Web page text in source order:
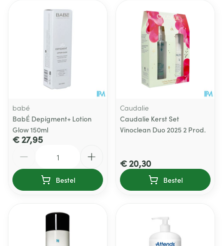
babé
BabÉ Depigment+ Lotion
Glow 150ml
€ 27,95
Bestel
Caudalie
Caudalie Kerst Set
Vinoclean Duo 2025 2 Prod.
€ 20,30
Bestel